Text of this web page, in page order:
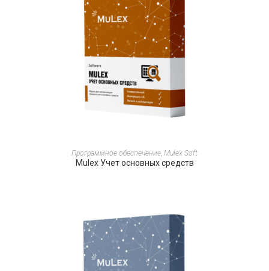
ПОДРОБНЕЕ
Программное обеспечение, Mulex Soft
Mulex Учет основных средств